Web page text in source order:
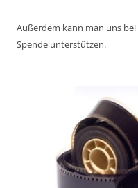
Außerdem kann man uns bei
Spende unterstützen.